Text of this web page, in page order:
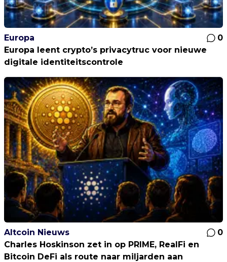
Europa
0
Europa leent crypto’s privacytruc voor nieuwe
digitale identiteitscontrole
Altcoin Nieuws
0
Charles Hoskinson zet in op PRIME, RealFi en
Bitcoin DeFi als route naar miljarden aan